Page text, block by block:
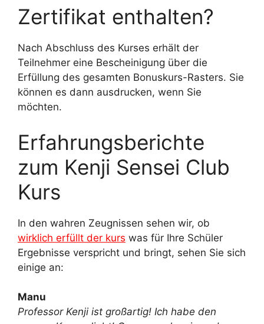
Zertifikat enthalten?
Nach Abschluss des Kurses erhält der
Teilnehmer eine Bescheinigung über die
Erfüllung des gesamten Bonuskurs-Rasters. Sie
können es dann ausdrucken, wenn Sie
möchten.
Erfahrungsberichte
zum Kenji Sensei Club
Kurs
In den wahren Zeugnissen sehen wir, ob
wirklich erfüllt der kurs was für Ihre Schüler
Ergebnisse verspricht und bringt, sehen Sie sich
einige an:
Manu
Professor Kenji ist großartig! Ich habe den